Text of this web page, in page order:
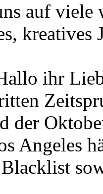
auf viele
kreatives
ihr
der
Angeles
Blacklist